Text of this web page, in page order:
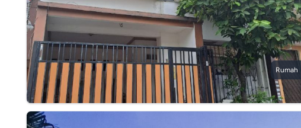
Rumah